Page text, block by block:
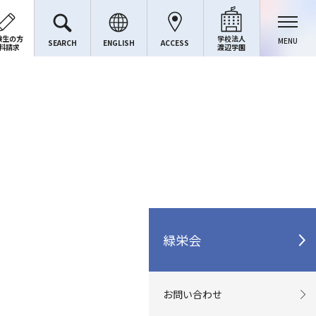
生の方
請求
SEARCH ENGLISH ACCESS
学校法人
渡辺学園
MENU
緑栄会
お問い合わせ